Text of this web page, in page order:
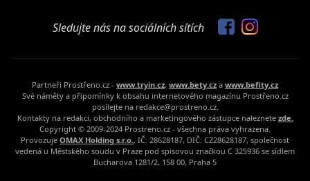
Sledujte nás na sociálních sítích
Partneři Prostřeno.cz - www.tryin.cz, www.bety.cz a www.befity.cz
Své náměty a připomínky k obsahu internetového magazínu Prostřeno.cz
posílejte na redakce@prostreno.cz.
Kontakty na redakci, obchodního a marketingového zástupce naleznete zde.
Copyright © 2009-2024 Prostreno.cz - všechna práva vyhrazena.
Provozuje OMAX Holding s.r.o., IČ: 28628187, DIČ: CZ28628187, společnost
vedená u Městského soudu v Praze pod spisovou značkou C 325936 se sídlem
Bucharova 1281/2, 158 00, Praha 5